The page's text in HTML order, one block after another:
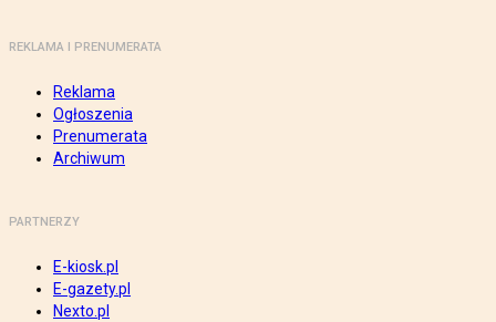
REKLAMA I PRENUMERATA
Reklama
Ogłoszenia
Prenumerata
Archiwum
PARTNERZY
E-kiosk.pl
E-gazety.pl
Nexto.pl